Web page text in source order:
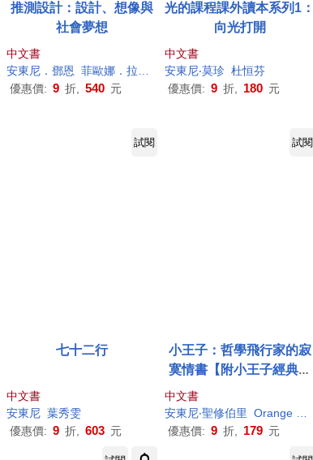
佐藤賢一 楊明綺
推測設計：設計、想像與
社會夢想
中文書
安東尼 ．鄧恩 菲歐娜．拉比
洪世民
優惠價: 9 折, 540 元
光的課程課外讀本系列1：
向光打開
中文書
安東尼‧莫珍 杜恒芬
優惠價: 9 折, 180 元
試閱 試閱
七十二行
中文書
安東尼 葉秀雯
優惠價: 9 折, 603 元
小王子：哲學飛行家的寂
寞情書【附小王子經典愛
情語錄卡│全彩插圖精裝
版】
中文書
安東尼‧聖修伯里
Orange bud
優惠價: 9 折, 179 元